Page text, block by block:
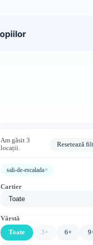
Am găsit 3
locații.
Resetează
sali-de-escalada×
Cartier
Vârstă
Toate
3+ 6+